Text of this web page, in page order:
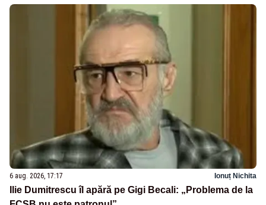
6 aug. 2026, 17:17 Ionuț Nichita
Ilie Dumitrescu îl apără pe Gigi Becali: „Problema de la